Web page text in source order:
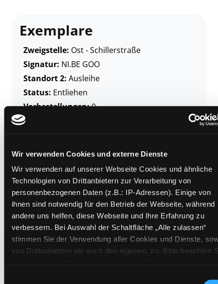
Wir verwenden Cookies und externe Dienste
Wir verwenden auf unserer Webseite Cookies und ähnliche
Technologien von Drittanbietern zur Verarbeitung von
personenbezogenen Daten (z.B.: IP-Adressen). Einige von
ihnen sind notwendig für den Betrieb der Webseite, während
andere uns helfen, diese Webseite und Ihre Erfahrung zu
verbessern. Bei Auswahl der Schaltfläche „Alle zulassen“
stimmen Sie der Verwendung aller Cookies und Dienste,
von Drittanbietern als auch den eigenen, zu. Bitte beachten
Exemplare
Zweigstelle: Ost - Schillerstraße
Signatur: NI.BE GOO
Standort 2: Ausleihe
Status: Entliehen
Vorbestellungen:0
Mediengruppe:
Barcode:
9106BU19374
Zweigstelle: Zanklhof
Signatur: NI.BE GOO
Standort 2: Depot Andräschule
Status: Verfügbar